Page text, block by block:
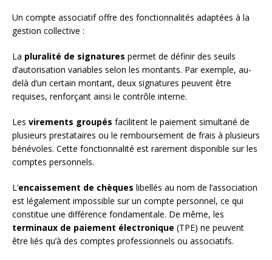
Un compte associatif offre des fonctionnalités adaptées à la
gestion collective :
La pluralité de signatures permet de définir des seuils
d’autorisation variables selon les montants. Par exemple, au-
delà d’un certain montant, deux signatures peuvent être
requises, renforçant ainsi le contrôle interne.
Les virements groupés facilitent le paiement simultané de
plusieurs prestataires ou le remboursement de frais à plusieurs
bénévoles. Cette fonctionnalité est rarement disponible sur les
comptes personnels.
L’encaissement de chèques libellés au nom de l’association
est légalement impossible sur un compte personnel, ce qui
constitue une différence fondamentale. De même, les
terminaux de paiement électronique (TPE) ne peuvent
être liés qu’à des comptes professionnels ou associatifs.